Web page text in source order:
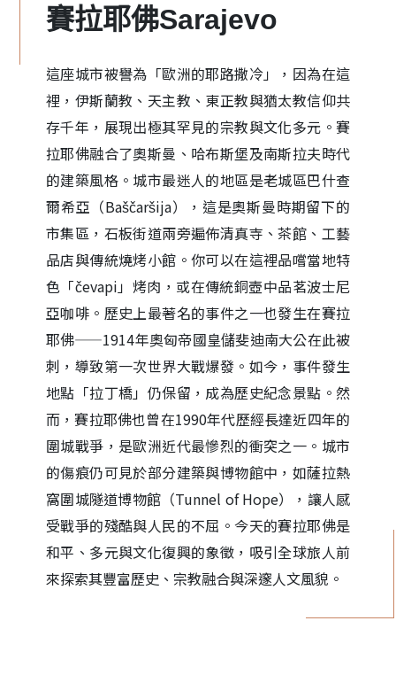
賽拉耶佛Sarajevo
這座城市被譽為「歐洲的耶路撒冷」，因為在這
裡，伊斯蘭教、天主教、東正教與猶太教信仰共
存千年，展現出極其罕見的宗教與文化多元。賽
拉耶佛融合了奧斯曼、哈布斯堡及南斯拉夫時代
的建築風格。城市最迷人的地區是老城區巴什查
爾希亞（Baščaršija），這是奧斯曼時期留下的
市集區，石板街道兩旁遍佈清真寺、茶館、工藝
品店與傳統燒烤小館。你可以在這裡品嚐當地特
色「čevapi」烤肉，或在傳統銅壺中品茗波士尼
亞咖啡。歷史上最著名的事件之一也發生在賽拉
耶佛——1914年奧匈帝國皇儲斐迪南大公在此被
刺，導致第一次世界大戰爆發。如今，事件發生
地點「拉丁橋」仍保留，成為歷史紀念景點。然
而，賽拉耶佛也曾在1990年代歷經長達近四年的
圍城戰爭，是歐洲近代最慘烈的衝突之一。城市
的傷痕仍可見於部分建築與博物館中，如薩拉熱
窩圍城隧道博物館（Tunnel of Hope），讓人感
受戰爭的殘酷與人民的不屈。今天的賽拉耶佛是
和平、多元與文化復興的象徵，吸引全球旅人前
來探索其豐富歷史、宗教融合與深邃人文風貌。